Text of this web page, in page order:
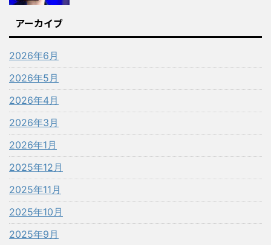
アーカイブ
2026年6月
2026年5月
2026年4月
2026年3月
2026年1月
2025年12月
2025年11月
2025年10月
2025年9月